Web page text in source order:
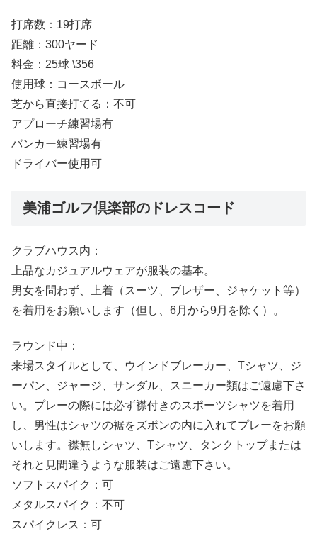
打席数：19打席
距離：300ヤード
料金：25球 \356
使用球：コースボール
芝から直接打てる：不可
アプローチ練習場有
バンカー練習場有
ドライバー使用可
美浦ゴルフ倶楽部のドレスコード
クラブハウス内：
上品なカジュアルウェアが服装の基本。
男女を問わず、上着（スーツ、ブレザー、ジャケット等）
を着用をお願いします（但し、6月から9月を除く）。
ラウンド中：
来場スタイルとして、ウインドブレーカー、Tシャツ、ジ
ーパン、ジャージ、サンダル、スニーカー類はご遠慮下さ
い。プレーの際には必ず襟付きのスポーツシャツを着用
し、男性はシャツの裾をズボンの内に入れてプレーをお願
いします。襟無しシャツ、Tシャツ、タンクトップまたは
それと見間違うような服装はご遠慮下さい。
ソフトスパイク：可
メタルスパイク：不可
スパイクレス：可